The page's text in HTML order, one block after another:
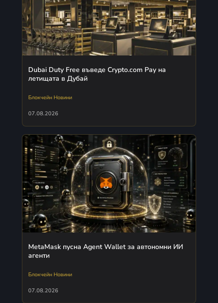
Dubai Duty Free въведе Crypto.com Pay на
летищата в Дубай
Блокчейн Новини
07.08.2026
MetaMask пусна Agent Wallet за автономни ИИ
агенти
Блокчейн Новини
07.08.2026